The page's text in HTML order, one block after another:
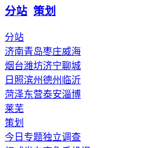
分站 策划
分站
济南青岛枣庄威海
烟台潍坊济宁聊城
日照滨州德州 临沂
菏泽东营泰安淄博
莱芜
策划
今日专题独立调查